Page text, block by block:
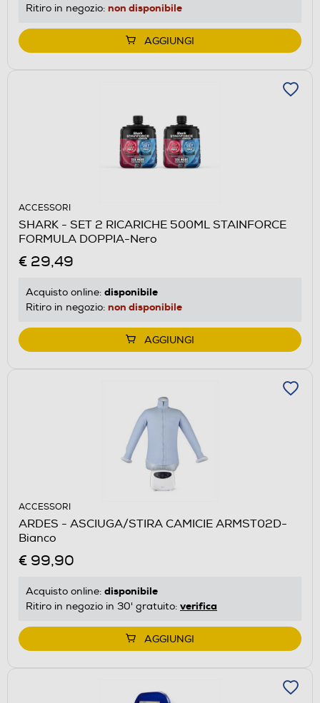
Ritiro in negozio: non disponibile
AGGIUNGI
ACCESSORI
SHARK - SET 2 RICARICHE 500ML STAINFORCE
FORMULA DOPPIA-Nero
€ 29,49
Acquisto online: disponibile
Ritiro in negozio: non disponibile
AGGIUNGI
ACCESSORI
ARDES - ASCIUGA/STIRA CAMICIE ARMST02D-
Bianco
€ 99,90
Acquisto online: disponibile
Ritiro in negozio in 30' gratuito: verifica
AGGIUNGI